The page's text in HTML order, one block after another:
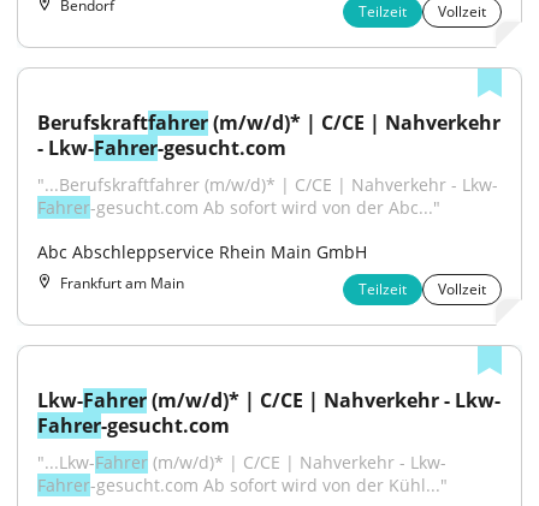
Bendorf Teilzeit Vollzeit
Berufskraftfahrer (m/w/d)* | C/CE | Nahverkehr
- Lkw-Fahrer-gesucht.com
"...Berufskraftfahrer (m/w/d)* | C/CE | Nahverkehr - Lkw-
Fahrer-gesucht.com Ab sofort wird von der Abc..."
Abc Abschleppservice Rhein Main GmbH
Frankfurt am Main Teilzeit Vollzeit
Lkw-Fahrer (m/w/d)* | C/CE | Nahverkehr - Lkw-
Fahrer-gesucht.com
"...Lkw-Fahrer (m/w/d)* | C/CE | Nahverkehr - Lkw-
Fahrer-gesucht.com Ab sofort wird von der Kühl..."